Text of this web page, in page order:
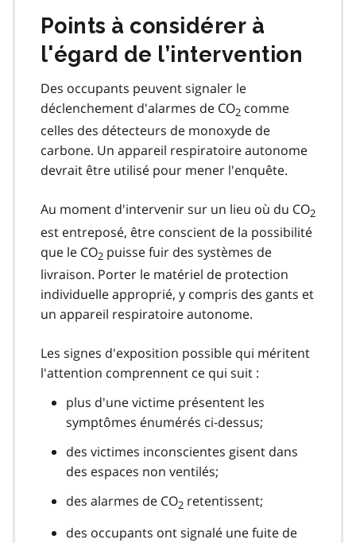
Points à considérer à
l'égard de l’intervention
Des occupants peuvent signaler le
déclenchement d'alarmes de CO2 comme
celles des détecteurs de monoxyde de
carbone. Un appareil respiratoire autonome
devrait être utilisé pour mener l'enquête.
Au moment d'intervenir sur un lieu où du CO2
est entreposé, être conscient de la possibilité
que le CO2 puisse fuir des systèmes de
livraison. Porter le matériel de protection
individuelle approprié, y compris des gants et
un appareil respiratoire autonome.
Les signes d'exposition possible qui méritent
l'attention comprennent ce qui suit :
plus d'une victime présentent les
symptômes énumérés ci-dessus;
des victimes inconscientes gisent dans
des espaces non ventilés;
des alarmes de CO2 retentissent;
des occupants ont signalé une fuite de